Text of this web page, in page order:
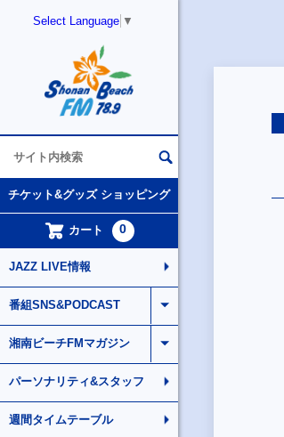
Select Language ▼
チケット&グッズ ショッピング
カート 0
JAZZ LIVE情報
番組SNS&PODCAST
湘南ビーチFMマガジン
パーソナリティ&スタッフ
週間タイムテーブル